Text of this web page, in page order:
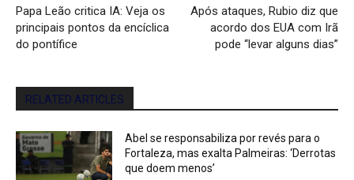
Papa Leão critica IA: Veja os
principais pontos da encíclica
do pontífice
Após ataques, Rubio diz que
acordo dos EUA com Irã
pode “levar alguns dias”
RELATED ARTICLES
Abel se responsabiliza por revés para o
Fortaleza, mas exalta Palmeiras: ‘Derrotas
que doem menos’